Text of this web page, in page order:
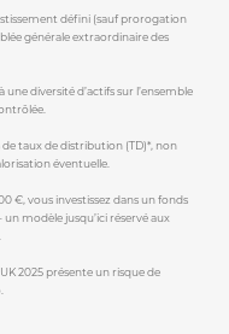
défini (sauf prorogation
générale extraordinaire des
une diversité d’actifs sur l’ensemble
de taux de distribution (TD)*, non
éventuelle.
€, vous investissez dans un fonds
modèle jusqu’ici réservé aux
2025 présente un risque de